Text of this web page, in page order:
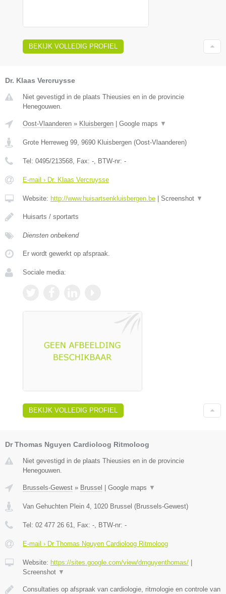
BEKIJK VOLLEDIG PROFIEL
Dr. Klaas Vercruysse
Niet gevestigd in de plaats Thieusies en in de provincie
Henegouwen.
Oost-Vlaanderen » Kluisbergen Google maps ▼
Grote Herreweg 99 9690 Kluisbergen (Oost-Vlaanderen)
Tel: 0495/213568 , Fax: - , BTW-nr: -
E-mail › Dr. Klaas Vercruysse
Website: http://www.huisartsenkluisbergen.be Screenshot ▼
Huisarts / sportarts
Diensten onbekend
Er wordt gewerkt op afspraak.
Sociale media:
BEKIJK VOLLEDIG PROFIEL
Dr Thomas Nguyen Cardioloog Ritmoloog
Niet gevestigd in de plaats Thieusies en in de provincie
Henegouwen.
Brussels-Gewest » Brussel | Google maps ▼
Van Gehuchten Plein 4 1020 Brussel (Brussels-Gewest)
Tel: 02 477 26 61 , Fax: - , BTW-nr: -
E-mail › Dr Thomas Nguyen Cardioloog Ritmoloog
Website: https://sites.google.com/view/drnguyenthomas/ |
Screenshot ▼
Consultaties op afspraak van cardiologie, ritmologie en controle van